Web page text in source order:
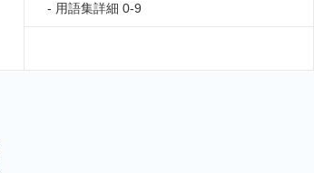
用語集詳細 0-9